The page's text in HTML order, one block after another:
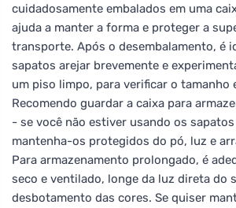
cuidadosamente embalados em uma
ajuda a manter a forma e proteger a
transporte. Após o desembalamento, é
sapatos arejar brevemente e
um piso limpo, para verificar o tamanho
Recomendo guardar a caixa para
- se você não estiver usando os
mantenha-os protegidos do pó, luz e
Para armazenamento prolongado, é
seco e ventilado, longe da luz direta do
desbotamento das cores. Se quiser